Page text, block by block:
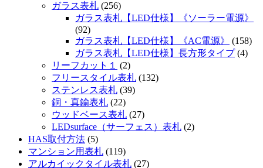
ガラス表札 (256)
ガラス表札【LED仕様】《ソーラー電源》
(92)
ガラス表札【LED仕様】《AC電源》
(158)
ガラス表札【LED仕様】長方形タイプ(4)
リーフカット１
(2)
フリースタイル表札 (132)
ステンレス表札 (39)
銅・真鍮表札 (22)
ウッドベース表札 (27)
LEDsurface（サーフェス）表札 (2)
HAS取付方法 (5)
マンション用表札 (119)
アルカイックタイル表札 (27)